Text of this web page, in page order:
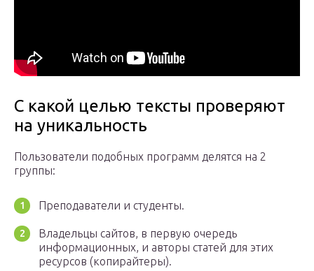
С какой целью тексты проверяют
на уникальность
Пользователи подобных программ делятся на 2
группы:
Преподаватели и студенты.
Владельцы сайтов, в первую очередь
информационных, и авторы статей для этих
ресурсов (копирайтеры).